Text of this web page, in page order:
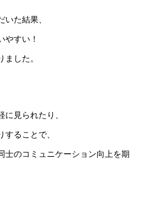
いた結果、
やすい！
した。
見られたり、
ることで、
士のコミュニケーション向上を期